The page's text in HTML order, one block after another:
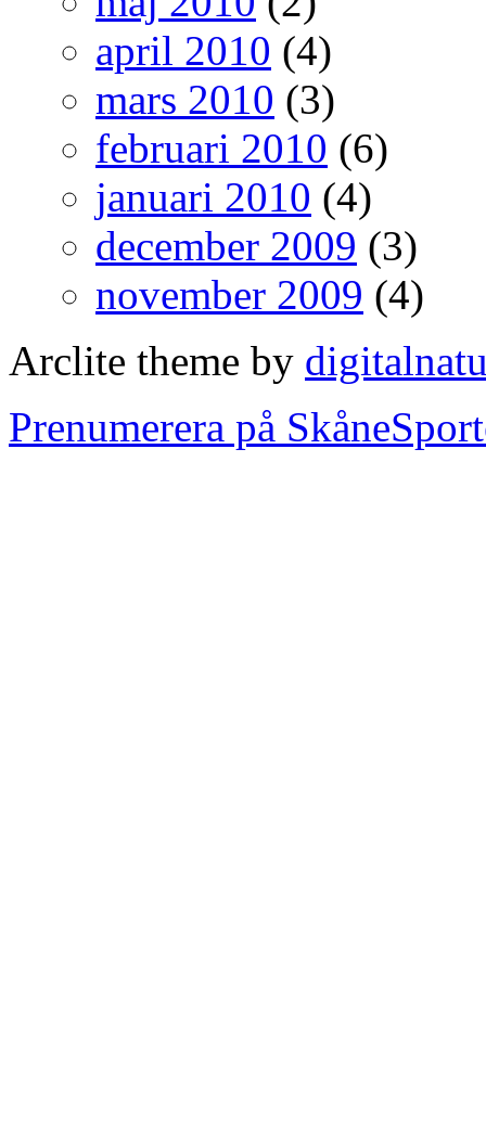
april 2010 (4)
mars 2010 (3)
februari 2010 (6)
januari 2010 (4)
december 2009 (3)
november 2009 (4)
Arclite theme by
Prenumerera på